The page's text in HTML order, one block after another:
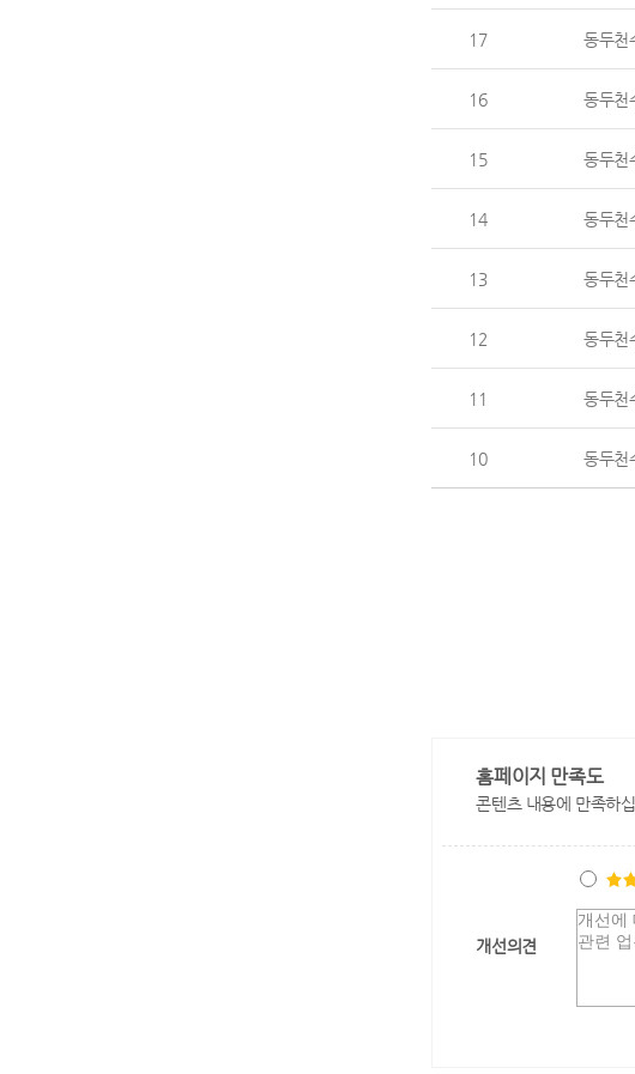
17 동두천
16 동두천
15 동두천
14 동두천
13 동두천
12 동두천
11 동두천
10 동두천
홈페이지 만족도
콘텐츠 내용에 만족하
개선의견